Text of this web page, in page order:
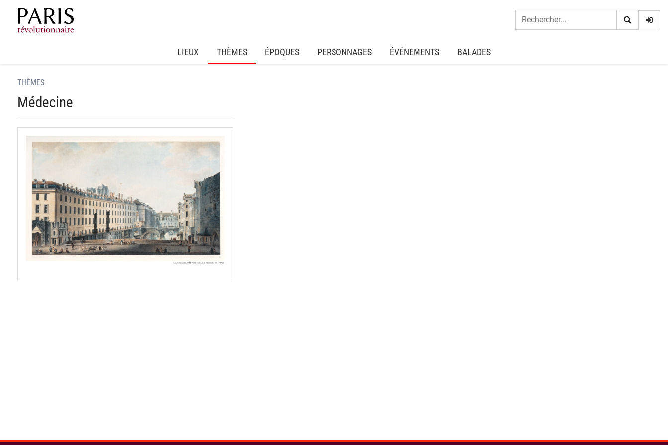
Home
LIEUX THÈMES ÉPOQUES PERSONNAGES ÉVÉNEMENTS BALADES
THÈMES
Médecine